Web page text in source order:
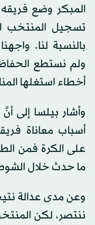
المبكر وضع
تسجيل المنتخب
بالنسبة لنا.
ولم نستطع
أخطاء استغلها
وأشار بيلسا إلى
أسباب معاناة
على الكرة فمن
ما حدث خلال
وعن مدى عدالة
ننتصر، لكن